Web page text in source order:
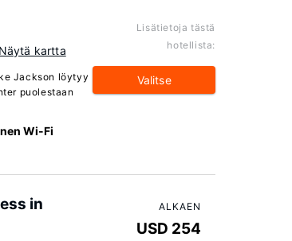
Näytä kartta
Jackson löytyy
puolestaan
Wi-Fi
Lisätietoja tästä
hotellista:
Valitse
in
ALKAEN
USD 254